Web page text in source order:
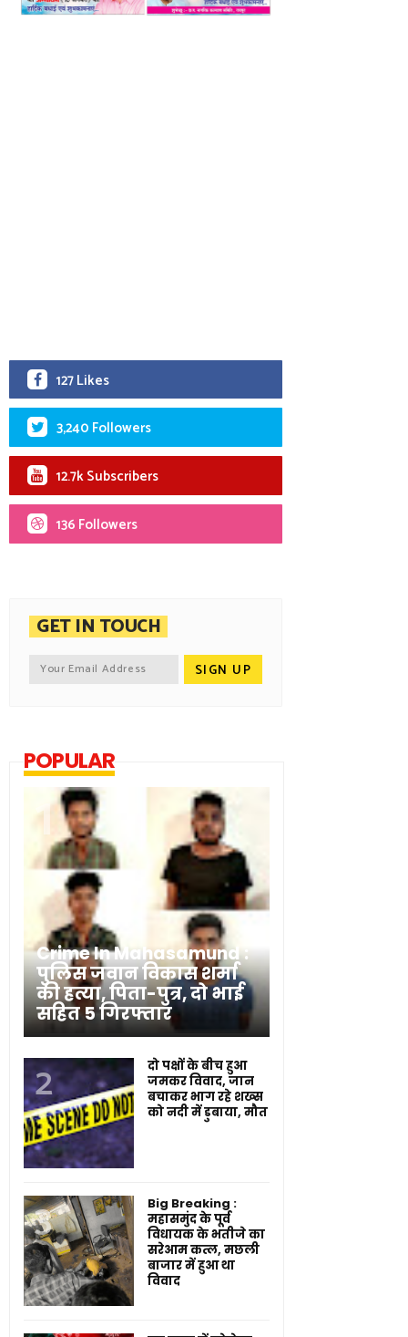
127 Likes
3,240 Followers
12.7k Subscribers
136 Followers
GET IN TOUCH
POPULAR
Crime In Mahasamund :
पुलिस जवान विकास शर्मा
की हत्या, पिता-पुत्र, दो भाई
सहित 5 गिरफ्तार
दो पक्षों के बीच हुआ
जमकर विवाद, जान
बचाकर भाग रहे शख्स
को नदी में डुबाया, मौत
Big Breaking :
महासमुंद के पूर्व
विधायक के भतीजे का
सरेआम कत्ल, मछली
बाजार में हुआ था
विवाद